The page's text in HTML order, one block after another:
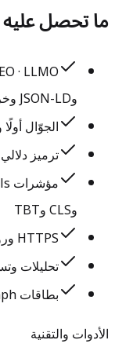
ما تحصل
وJSON-LD وخريطة موقع وllms.txt
الجوّال
ترميز
وCLS وTBT
HTTPS ورؤوس أمان وتصليب معقول
تحليلات
بطاقات Open Graph ومعاينة الشبكات الاجتماعية
الأدوات والتقنية